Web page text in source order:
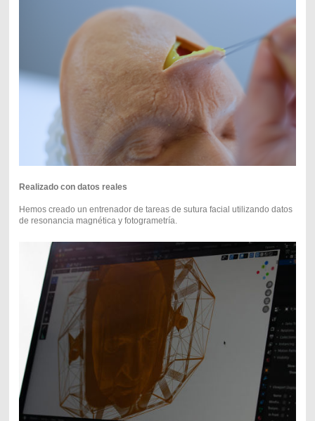
Realizado con datos reales
Hemos creado un entrenador de tareas de sutura facial utilizando datos
de resonancia magnética y fotogrametría.